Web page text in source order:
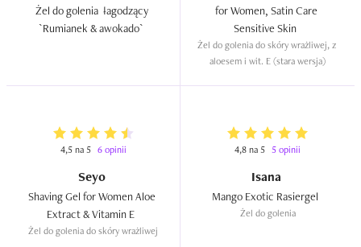
Żel do golenia  łagodzący
for Women, Satin Care
Żel do golenia do skóry wrażliwej, z
aloesem i wit. E (stara wersja)
4,5 na 5 6 opinii
Seyo
Shaving Gel for Women Aloe
Żel do golenia do skóry wrażliwej
4,8 na 5 5 opinii
Isana
Żel do golenia